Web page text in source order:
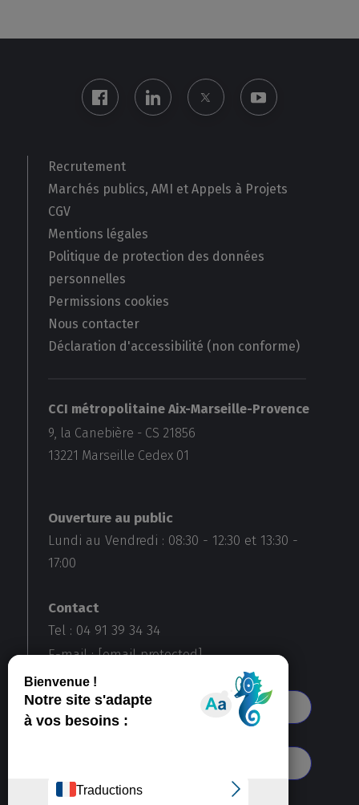
CCI métropolitaine Aix-Marseille-Provence
9, la Canebière - CS 21856
13221 Marseille Cedex 01
Ouverture au public
Lundi au Vendredi : 08:30 - 12:30 et 13:30 -
17:00
Contact
Tel : 04 91 39 34 34
E-mail :[email protected]
Voir toutes nos agences
Recrutement
Marchés publics, AMI et Appels à Projets
CGV
Mentions légales
Politique de protection des données
personnelles
Permissions cookies
Nous contacter
Déclaration d'accessibilité (non conforme)